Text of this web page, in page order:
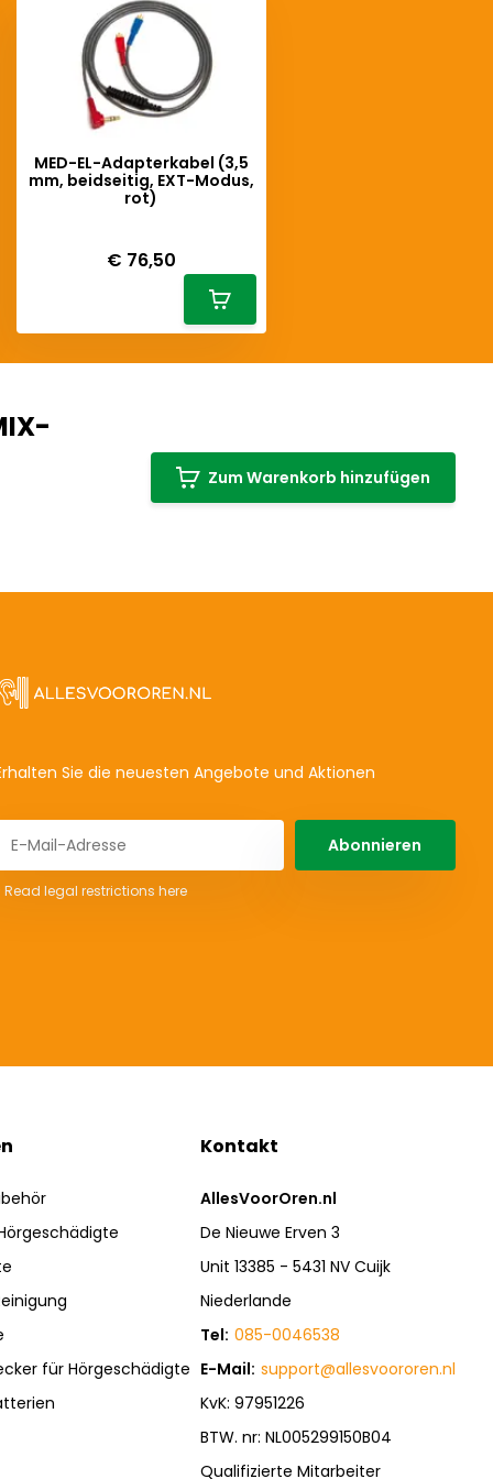
MED-EL-Adapterkabel (3,5
mm, beidseitig, EXT-Modus,
rot)
€ 76,50
Zum Warenkorb hinzufügen
Sie die neuesten Angebote und Aktionen
Abonnieren
Read legal restrictions here
für Hörgeschädigte
Kontakt
AllesVoorOren.nl
De Nieuwe Erven 3
Unit 13385 - 5431 NV Cuijk
Niederlande
Tel: 085-0046538
E-Mail: support@allesvoororen.nl
KvK: 97951226
BTW. nr: NL005299150B04
Qualifizierte Mitarbeiter